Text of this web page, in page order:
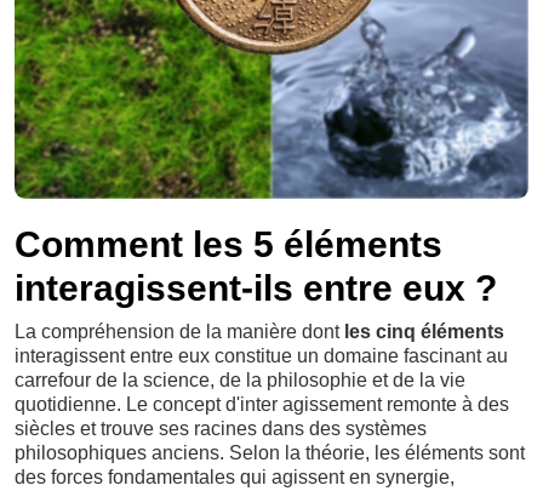
Comment les 5 éléments
interagissent-ils entre eux ?
La compréhension de la manière dont les cinq éléments
interagissent entre eux constitue un domaine fascinant au
carrefour de la science, de la philosophie et de la vie
quotidienne. Le concept d'inter agissement remonte à des
siècles et trouve ses racines dans des systèmes
philosophiques anciens. Selon la théorie, les éléments sont
des forces fondamentales qui agissent en synergie,